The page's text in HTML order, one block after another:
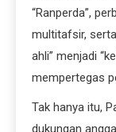
“Ranperda”,
multitafsir,
ahli” menjadi
mempertegas
Tak hanya itu,
dukungan